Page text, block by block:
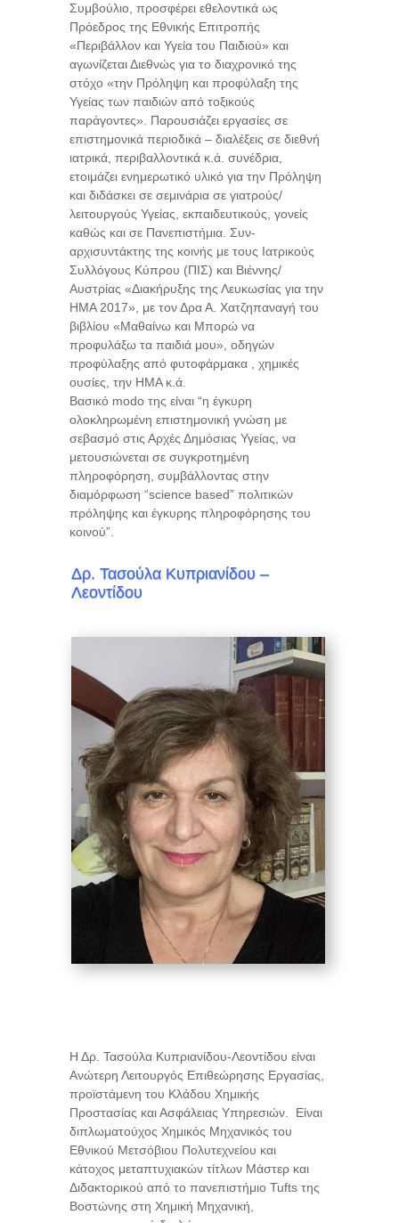
Συμβούλιο, προσφέρει εθελοντικά ως
Πρόεδρος της Εθνικής Επιτροπής
«Περιβάλλον και Υγεία του Παιδιού» και
αγωνίζεται Διεθνώς για το διαχρονικό της
στόχο «την Πρόληψη και προφύλαξη της
Υγείας των παιδιών από τοξικούς
παράγοντες». Παρουσιάζει εργασίες σε
επιστημονικά περιοδικά – διαλέξεις σε διεθνή
ιατρικά, περιβαλλοντικά κ.ά. συνέδρια,
ετοιμάζει ενημερωτικό υλικό για την Πρόληψη
και διδάσκει σε σεμινάρια σε γιατρούς/
λειτουργούς Υγείας, εκπαιδευτικούς, γονείς
καθώς και σε Πανεπιστήμια. Συν-
αρχισυντάκτης της κοινής με τους Ιατρικούς
Συλλόγους Κύπρου (ΠΙΣ) και Βιέννης/
Αυστρίας «Διακήρυξης της Λευκωσίας για την
ΗΜΑ 2017», με τον Δρα Α. Χατζηπαναγή του
βιβλίου «Μαθαίνω και Μπορώ να
προφυλάξω τα παιδιά μου», οδηγών
προφύλαξης από φυτοφάρμακα , χημικές
ουσίες, την ΗΜΑ κ.ά.
Βασικό modo της είναι “η έγκυρη
ολοκληρωμένη επιστημονική γνώση με
σεβασμό στις Αρχές Δημόσιας Υγείας, να
μετουσιώνεται σε συγκροτημένη
πληροφόρηση, συμβάλλοντας στην
διαμόρφωση “science based” πολιτικών
πρόληψης και έγκυρης πληροφόρησης του
κοινού”.
Δρ. Τασούλα Κυπριανίδου –
Λεοντίδου
Η Δρ. Τασούλα Κυπριανίδου-Λεοντίδου είναι
Ανώτερη Λειτουργός Επιθεώρησης Εργασίας,
προϊστάμενη του Κλάδου Χημικής
Προστασίας και Ασφάλειας Υπηρεσιών. Είναι
διπλωματούχος Χημικός Μηχανικός του
Εθνικού Μετσόβιου Πολυτεχνείου και
κάτοχος μεταπτυχιακών τίτλων Μάστερ και
Διδακτορικού από το πανεπιστήμιο Tuftsτης
Βοστώνης στη Χημική Μηχανική,